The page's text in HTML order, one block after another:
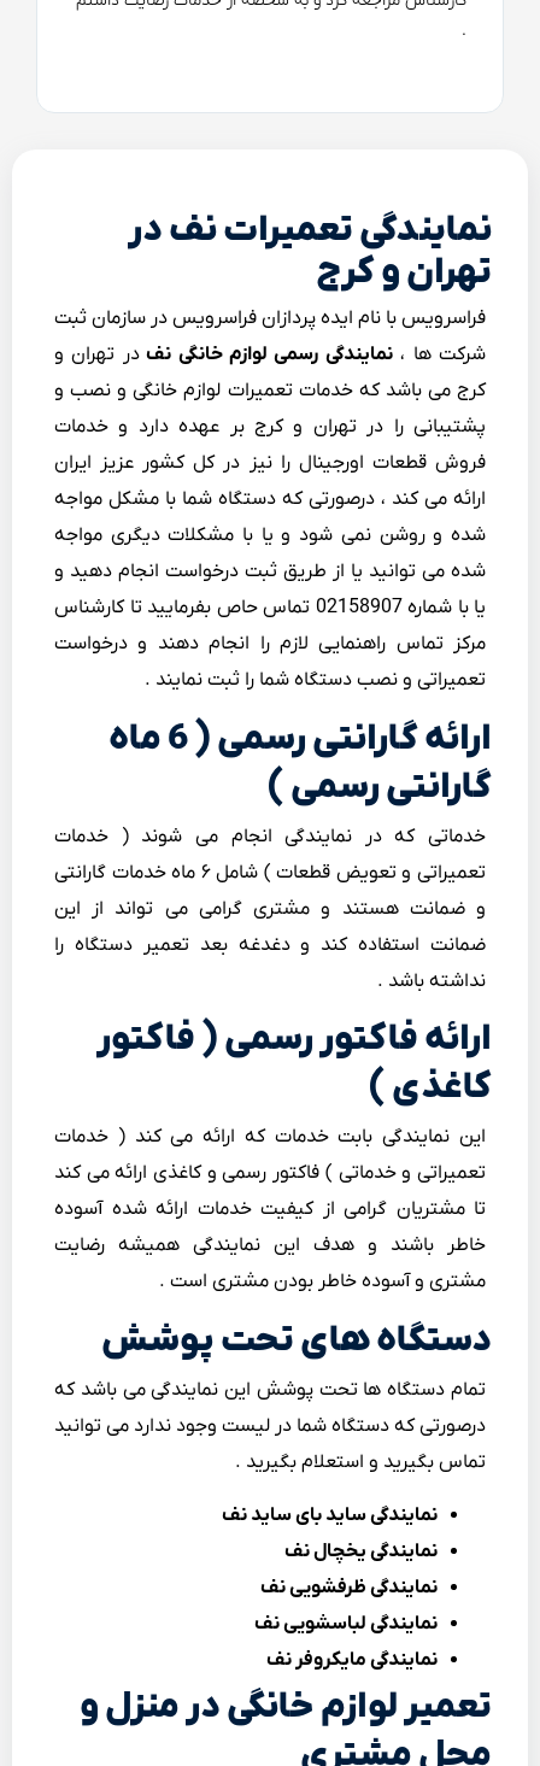
.
نمایندگی تعمیرات نف در
تهران و کرج
فراسرویس با نام ایده پردازان فراسرویس در سازمان ثبت
شرکت ها ،نمایندگی رسمی لوازم خانگی نفدر تهران و
کرج می باشد که خدمات تعمیرات لوازم خانگی و نصب و
پشتیبانی را در تهران و کرج بر عهده دارد و خدمات
فروش قطعات اورجینال را نیز در کل کشور عزیز ایران
ارائه می کند ، درصورتی که دستگاه شما با مشکل مواجه
شده و روشن نمی شود و یا با مشکلات دیگری مواجه
شده می توانید یا از طریق ثبت درخواست انجام دهید و
یا با شماره 02158907 تماس حاص بفرمایید تا کارشناس
مرکز تماس راهنمایی لازم را انجام دهند و درخواست
تعمیراتی و نصب دستگاه شما را ثبت نمایند .
ارائه گارانتی رسمی ( 6 ماه
گارانتی رسمی )
خدماتی که در نمایندگی انجام می شوند ( خدمات
تعمیراتی و تعویض قطعات ) شامل ۶ ماه خدمات گارانتی
و ضمانت هستند و مشتری گرامی می تواند از این
ضمانت استفاده کند و دغدغه بعد تعمیر دستگاه را
نداشته باشد .
ارائه فاکتور رسمی ( فاکتور
کاغذی )
این نمایندگی بابت خدمات که ارائه می کند ( خدمات
تعمیراتی و خدماتی ) فاکتور رسمی و کاغذی ارائه می کند
تا مشتریان گرامی از کیفیت خدمات ارائه شده آسوده
خاطر باشند و هدف این نمایندگی همیشه رضایت
مشتری و آسوده خاطر بودن مشتری است .
دستگاه های تحت پوشش
تمام دستگاه ها تحت پوشش این نمایندگی می باشد که
درصورتی که دستگاه شما در لیست وجود ندارد می توانید
تماس بگیرید و استعلام بگیرید .
نمایندگی ساید بای ساید نف
نمایندگی یخچال نف
نمایندگی ظرفشویی نف
نمایندگی لباسشویی نف
نمایندگی مایکروفر نف
تعمیر لوازم خانگی در منزل و
محل مشتری